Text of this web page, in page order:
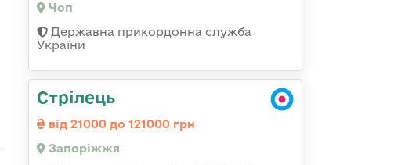
Чоп
Державна прикордонна служба
України
Стрілець
від 21000 до 121000 грн
Запоріжжя